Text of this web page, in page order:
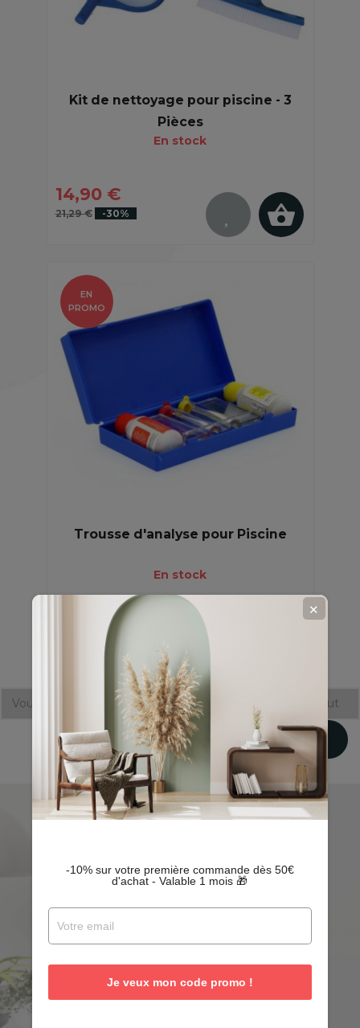
Kit de nettoyage pour piscine - 3
Pièces
En stock
14,90 €
21,29 € -30%
Trousse d'analyse pour Piscine
En stock
5,09 €
-40%
EN
PROMO
Vous avez atteint le bas de cette page. Retourner en haut
Retour en haut 
DEVENEZ CLIENT PRIVILEGE
NOUVEAUTÉS, AVANT PREMIÈRES, PROMOTIONS
EXCLUSIVES…
-10% sur votre première commande dès 50€
d'achat - Valable 1 mois 🎁
Je veux mon code promo !
✕